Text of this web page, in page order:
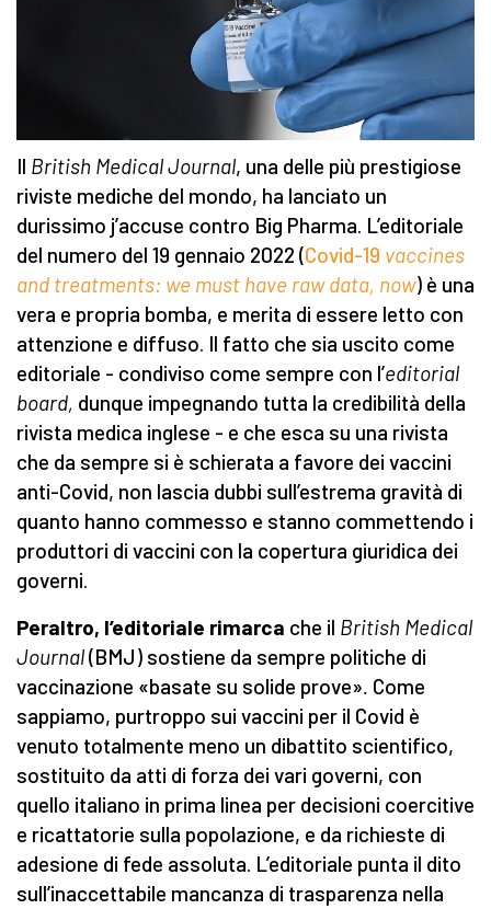
Il British Medical Journal, una delle più prestigiose
riviste mediche del mondo, ha lanciato un
durissimo j’accuse contro Big Pharma. L’editoriale
del numero del 19 gennaio 2022 (Covid-19 vaccines
and treatments: we must have raw data, now) è una
vera e propria bomba, e merita di essere letto con
attenzione e diffuso. Il fatto che sia uscito come
editoriale - condiviso come sempre con l’editorial
board, dunque impegnando tutta la credibilità della
rivista medica inglese - e che esca su una rivista
che da sempre si è schierata a favore dei vaccini
anti-Covid, non lascia dubbi sull’estrema gravità di
quanto hanno commesso e stanno commettendo i
produttori di vaccini con la copertura giuridica dei
governi.
Peraltro, l’editoriale rimarca che il British Medical
Journal(BMJ) sostiene da sempre politiche di
vaccinazione «basate su solide prove». Come
sappiamo, purtroppo sui vaccini per il Covid è
venuto totalmente meno un dibattito scientifico,
sostituito da atti di forza dei vari governi, con
quello italiano in prima linea per decisioni coercitive
e ricattatorie sulla popolazione, e da richieste di
adesione di fede assoluta. L’editoriale punta il dito
sull’inaccettabile mancanza di trasparenza nella